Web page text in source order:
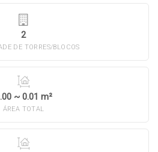
2
DE TORRES/BLOCOS
~ 0.01 m²
ÁREA TOTAL